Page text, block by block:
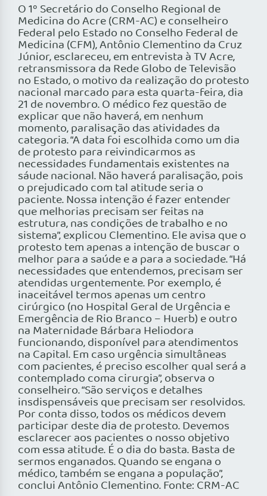
O 1º Secretário do Conselho Regional de
Medicina do Acre (CRM-AC) e conselheiro
Federal pelo Estado no Conselho Federal de
Medicina (CFM), Antônio Clementino da Cruz
Júnior, esclareceu, em entrevista à TV Acre,
retransmissora da Rede Globo de Televisão
no Estado, o motivo da realização do protesto
nacional marcado para esta quarta-feira, dia
21 de novembro. O médico fez questão de
explicar que não haverá, em nenhum
momento, paralisação das atividades da
categoria. “A data foi escolhida como um dia
de protesto para reivindicarmos as
necessidades fundamentais existentes na
sáude nacional. Não haverá paralisação, pois
o prejudicado com tal atitude seria o
paciente. Nossa intenção é fazer entender
que melhorias precisam ser feitas na
estrutura, nas condições de trabalho e no
sistema”, explicou Clementino. Ele avisa que o
protesto tem apenas a intenção de buscar o
melhor para a saúde e a para a sociedade. “Há
necessidades que entendemos, precisam ser
atendidas urgentemente. Por exemplo, é
inaceitável termos apenas um centro
cirúrgico (no Hospital Geral de Urgência e
Emergência de Rio Branco – Huerb) e outro
na Maternidade Bárbara Heliodora
funcionando, disponível para atendimentos
na Capital. Em caso urgência simultâneas
com pacientes, é preciso escolher qual será a
contemplado coma cirurgia”, observa o
conselheiro. “São serviços e detalhes
insdispensáveis que precisam ser resolvidos.
Por conta disso, todos os médicos devem
participar deste dia de protesto. Devemos
esclarecer aos pacientes o nosso objetivo
com essa atitude. É o dia do basta. Basta de
sermos enganados. Quando se engana o
médico, também se engana a população”,
conclui Antônio Clementino. Fonte: CRM-AC